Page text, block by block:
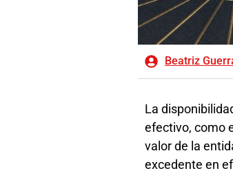
Beatriz
La
efectivo, como
valor de la
excedente en